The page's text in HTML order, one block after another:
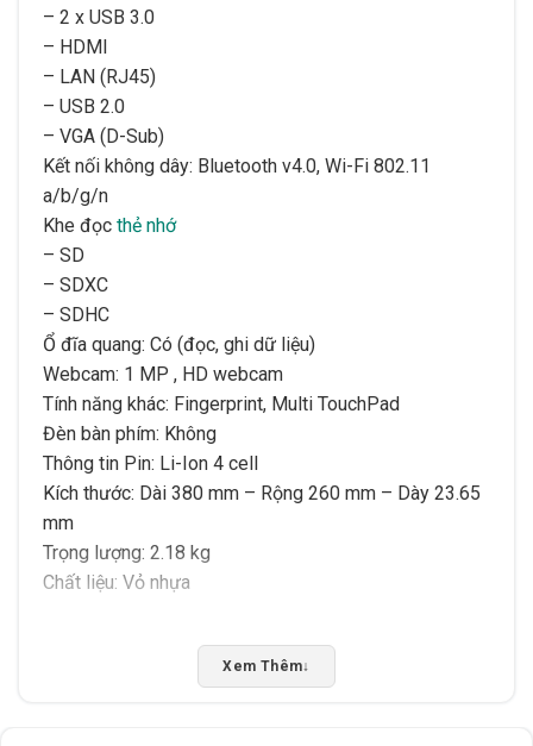
– 2 x USB 3.0
– HDMI
– LAN (RJ45)
– USB 2.0
– VGA (D-Sub)
Kết nối không dây: Bluetooth v4.0, Wi-Fi 802.11
a/b/g/n
Khe đọc thẻ nhớ
– SD
– SDXC
– SDHC
Ổ đĩa quang: Có (đọc, ghi dữ liệu)
Webcam: 1 MP , HD webcam
Tính năng khác: Fingerprint, Multi TouchPad
Đèn bàn phím: Không
Thông tin Pin: Li-Ion 4 cell
Kích thước: Dài 380 mm – Rộng 260 mm – Dày 23.65
mm
Trọng lượng: 2.18 kg
Chất liệu: Vỏ nhựa
Rate this product
Bấm 5 sao để ủng hộ shop
Xem Thêm↓